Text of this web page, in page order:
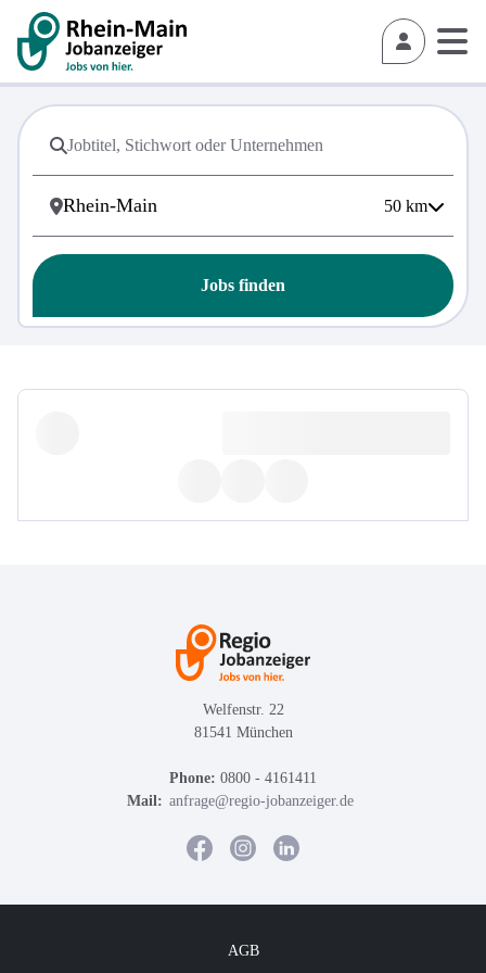
50 km
Jobs finden
Welfenstr. 22
81541 München
Phone: 0800 - 4161411
Mail: anfrage@regio-jobanzeiger.de
AGB